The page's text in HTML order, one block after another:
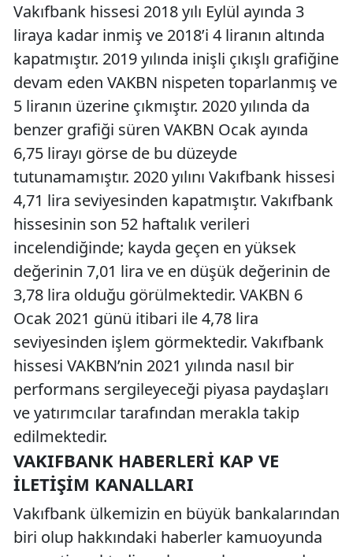
Vakıfbank hissesi 2018 yılı Eylül ayında 3
liraya kadar inmiş ve 2018’i 4 liranın altında
kapatmıştır. 2019 yılında inişli çıkışlı grafiğine
devam eden VAKBN nispeten toparlanmış ve
5 liranın üzerine çıkmıştır. 2020 yılında da
benzer grafiği süren VAKBN Ocak ayında
6,75 lirayı görse de bu düzeyde
tutunamamıştır. 2020 yılını Vakıfbank hissesi
4,71 lira seviyesinden kapatmıştır. Vakıfbank
hissesinin son 52 haftalık verileri
incelendiğinde; kayda geçen en yüksek
değerinin 7,01 lira ve en düşük değerinin de
3,78 lira olduğu görülmektedir. VAKBN 6
Ocak 2021 günü itibari ile 4,78 lira
seviyesinden işlem görmektedir. Vakıfbank
hissesi VAKBN’nin 2021 yılında nasıl bir
performans sergileyeceği piyasa paydaşları
ve yatırımcılar tarafından merakla takip
edilmektedir.
VAKIFBANK HABERLERI KAP VE
İLETIŞIM KANALLARI
Vakıfbank ülkemizin en büyük bankalarından
biri olup hakkındaki haberler kamuoyunda